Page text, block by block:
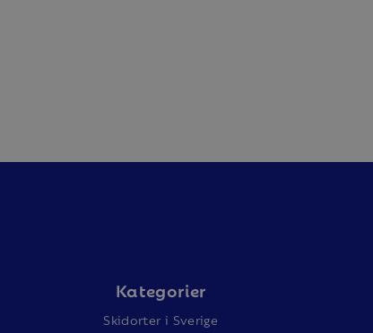
Kategorier
Skidorter i Sverige